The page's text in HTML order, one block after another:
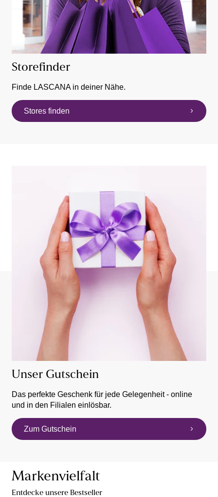
Storefinder
Finde LASCANA in deiner Nähe.
Stores finden
Unser Gutschein
Das perfekte Geschenk für jede Gelegenheit - online
und in den Filialen einlösbar.
Zum Gutschein
Markenvielfalt
Entdecke unsere Bestseller